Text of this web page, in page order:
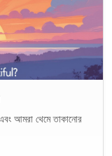
আমরা থেমে তাকানোর